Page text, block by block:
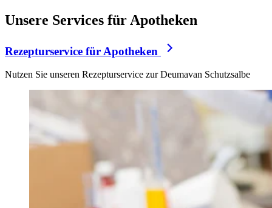
Unsere Services für Apotheken
Rezepturservice für Apotheken
Nutzen Sie unseren Rezepturservice zur Deumavan Schutzsalbe